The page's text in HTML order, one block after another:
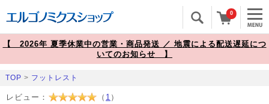
0
【 2026年 夏季休業中の営業・商品発送 ／ 地震による配送遅延につ
いてのお知らせ 】
TOP > フットレスト
レビュー： （ 1 ）